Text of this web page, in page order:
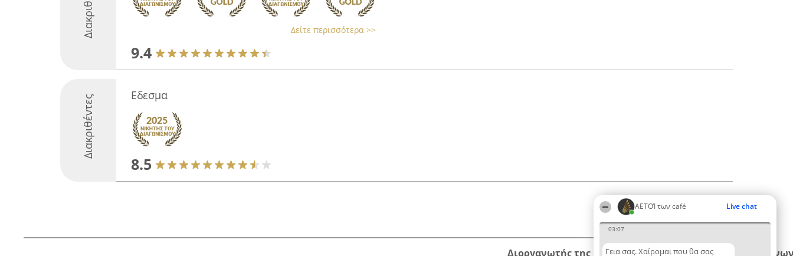
ΑΕΤΟΊ των café Live chat
03:07
Γεια σας. Χαίρομαι που θα σας
Δείτε περισσότερα >>
9.4
Διακριθέντες Εδεσμα
8.5
Διοργανωτής της κατάταξης Κατάταξη